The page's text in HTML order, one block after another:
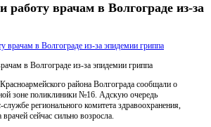
работу врачам в Волгограде из-за
в Волгограде из-за эпидемии гриппа
района Волгограда сообщали о
зоне поликлиники №16. Адскую очередь
регионального комитета здравоохранения,
сейчас сильно возросла.